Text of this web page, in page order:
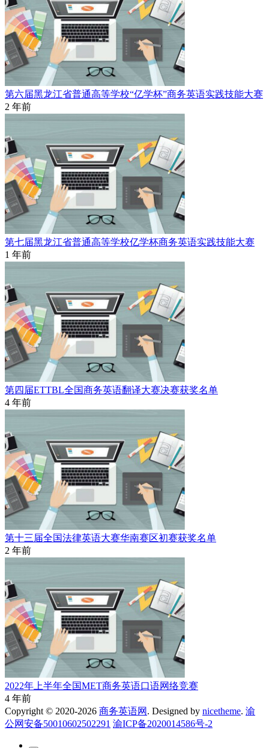
第六届黑龙江省普通高等学校“亿学杯”商务英语实践技能大赛
2 年前
第七届黑龙江省普通高等学校亿学杯商务英语实践技能大赛
1 年前
第四届ETTBL全国商务英语翻译大赛决赛获奖名单
4 年前
第十三届全国法律英语大赛华南赛区初赛获奖名单
2 年前
2022年上半年全国MET商务英语口语网络竞赛
4 年前
Copyright © 2020-2026 商务英语网 . Designed by nicetheme. 渝
公网安备50010602502291 渝ICP备2020014586号-2